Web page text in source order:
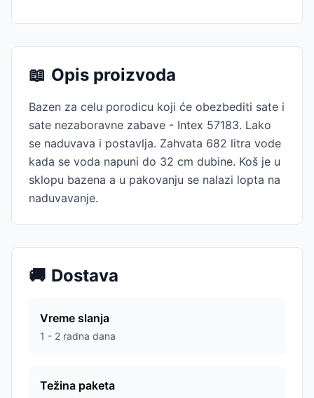
📖 Opis proizvoda
Bazen za celu porodicu koji će obezbediti sate i
sate nezaboravne zabave - Intex 57183. Lako
se naduvava i postavlja. Zahvata 682 litra vode
kada se voda napuni do 32 cm dubine. Koš je u
sklopu bazena a u pakovanju se nalazi lopta na
naduvavanje.
🚚 Dostava
Vreme slanja
1 - 2 radna dana
Težina paketa